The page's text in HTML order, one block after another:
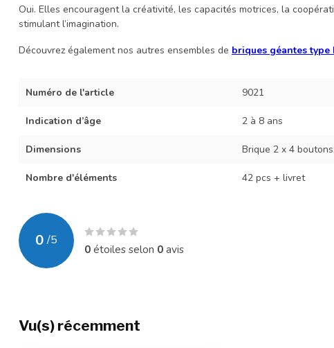
Oui. Elles encouragent la créativité, les capacités motrices, la
stimulant l’imagination.
Découvrez également nos autres ensembles de briques géantes type
Numéro de l'article 9021
Indication d’âge 2 à 8 ans
Dimensions Brique 2 x 4
Nombre d'éléments 42 pcs + livret
0 /5
0étoiles selon 0avis
Vu(s) récemment